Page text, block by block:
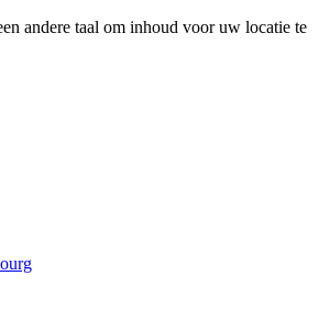
andere taal om inhoud voor uw locatie te